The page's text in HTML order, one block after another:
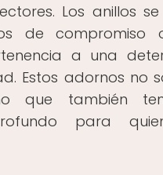
Los anillos
de compromiso
a una
Estos adornos no
que también
para